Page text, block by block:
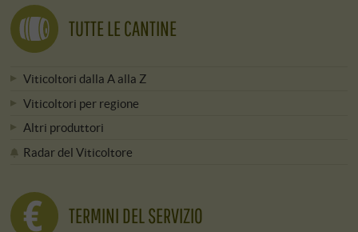
TUTTE LE CANTINE
Viticoltori dalla A alla Z
Viticoltori per regione
Altri produttori
Radar del Viticoltore
TERMINI DEL SERVIZIO